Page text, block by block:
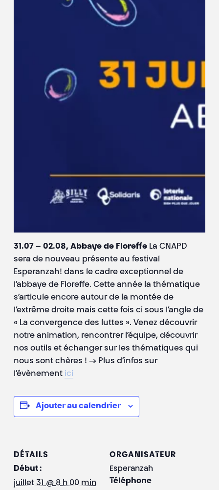
31.07 – 02.08, Abbaye de Floreffe La CNAPD
sera de nouveau présente au festival
Esperanzah! dans le cadre exceptionnel de
l’abbaye de Floreffe. Cette année la thématique
s’articule encore autour de la montée de
l’extrême droite mais cette fois ci sous l’angle de
« La convergence des luttes ». Venez découvrir
notre animation, rencontrer l’équipe, découvrir
nos outils et échanger sur les thématiques qui
nous sont chères ! → Plus d’infos sur
l’évènement ici
Ajouter au calendrier
DÉTAILS
Début :
juillet 31 @ 8 h 00 min
ORGANISATEUR
Esperanzah
Téléphone